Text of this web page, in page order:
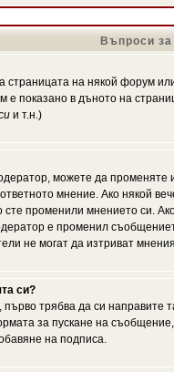
Въпроси
страницата на някой форум
е показано в дъното на
и т.н.)
можете да
мнение. Ако някой
сте променили мнението си.
е променил
не могат да изтриват
си?
трябва да си
за пускане на
на подписа.